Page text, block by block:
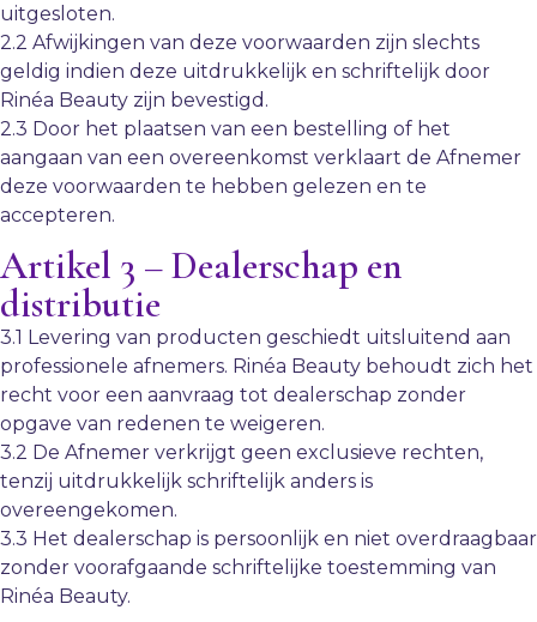
uitgesloten.
2.2 Afwijkingen van deze voorwaarden zijn slechts
geldig indien deze uitdrukkelijk en schriftelijk door
Rinéa Beauty zijn bevestigd.
2.3 Door het plaatsen van een bestelling of het
aangaan van een overeenkomst verklaart de Afnemer
deze voorwaarden te hebben gelezen en te
accepteren.
Artikel 3 – Dealerschap en
distributie
3.1 Levering van producten geschiedt uitsluitend aan
professionele afnemers. Rinéa Beauty behoudt zich het
recht voor een aanvraag tot dealerschap zonder
opgave van redenen te weigeren.
3.2 De Afnemer verkrijgt geen exclusieve rechten,
tenzij uitdrukkelijk schriftelijk anders is
overeengekomen.
3.3 Het dealerschap is persoonlijk en niet overdraagbaar
zonder voorafgaande schriftelijke toestemming van
Rinéa Beauty.